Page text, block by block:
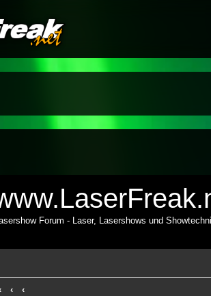
Forum - Laser, Lasershows und